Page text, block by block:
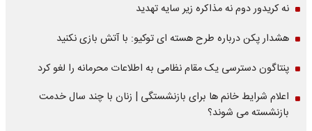
نه کریدور دوم نه مذاکره زیر سایه تهدید
هشدار پکن درباره طرح هسته ای توکیو: با آتش بازی نکنید
پنتاگون دسترسی یک مقام نظامی به اطلاعات محرمانه را لغو کرد
اعلام شرایط خانم ها برای بازنشستگی | زنان با چند سال خدمت
بازنشسته می شوند؟